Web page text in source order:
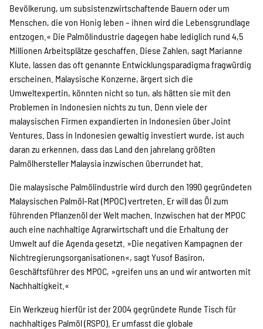
Bevölkerung, um subsistenzwirtschaftende Bauern oder um
Menschen, die von Honig leben – ihnen wird die Lebensgrundlage
entzogen.« Die Palmölindustrie dagegen habe lediglich rund 4,5
Millionen Arbeitsplätze geschaffen. Diese Zahlen, sagt Marianne
Klute, lassen das oft genannte Entwicklungsparadigma fragwürdig
erscheinen. Malaysische Konzerne, ärgert sich die
Umweltexpertin, könnten nicht so tun, als hätten sie mit den
Problemen in Indonesien nichts zu tun. Denn viele der
malaysischen Firmen expandierten in Indonesien über Joint
Ventures. Dass in Indonesien gewaltig investiert wurde, ist auch
daran zu erkennen, dass das Land den jahrelang größten
Palmölhersteller Malaysia inzwischen überrundet hat.
Die malaysische Palmölindustrie wird durch den 1990 gegründeten
Malaysischen Palmöl-Rat (MPOC) vertreten. Er will das Öl zum
führenden Pflanzenöl der Welt machen. Inzwischen hat der MPOC
auch eine nachhaltige Agrarwirtschaft und die Erhaltung der
Umwelt auf die Agenda gesetzt. »Die negativen Kampagnen der
Nichtregierungsorganisationen«, sagt Yusof Basiron,
Geschäftsführer des MPOC, »greifen uns an und wir antworten mit
Nachhaltigkeit.«
Ein Werkzeug hierfür ist der 2004 gegründete Runde Tisch für
nachhaltiges Palmöl (RSPO). Er umfasst die globale